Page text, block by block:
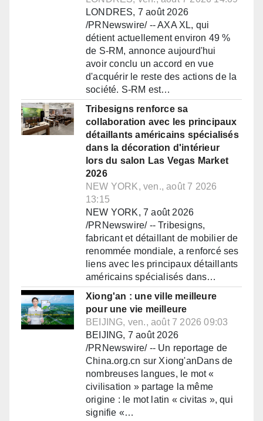
LONDRES, 7 août 2026
/PRNewswire/ -- AXA XL, qui
détient actuellement environ 49 %
de S-RM, annonce aujourd'hui
avoir conclu un accord en vue
d'acquérir le reste des actions de la
société. S-RM est…
Tribesigns renforce sa
collaboration avec les principaux
détaillants américains spécialisés
dans la décoration d'intérieur
lors du salon Las Vegas Market
2026
NEW YORK, ven., août 7 2026
13:15
NEW YORK, 7 août 2026
/PRNewswire/ -- Tribesigns,
fabricant et détaillant de mobilier de
renommée mondiale, a renforcé ses
liens avec les principaux détaillants
américains spécialisés dans…
Xiong'an : une ville meilleure
pour une vie meilleure
BEIJING, ven., août 7 2026 09:03
BEIJING, 7 août 2026
/PRNewswire/ -- Un reportage de
China.org.cn sur Xiong'anDans de
nombreuses langues, le mot «
civilisation » partage la même
origine : le mot latin « civitas », qui
signifie «…